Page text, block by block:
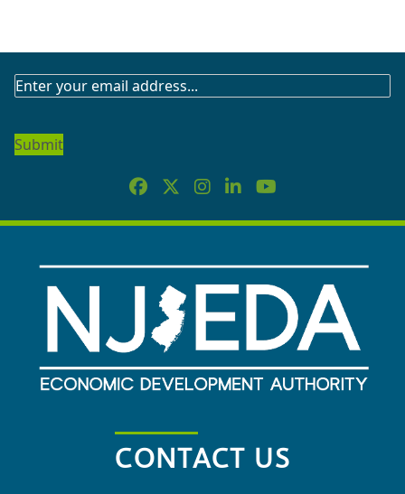
SUBSCRIBE
NEWSLETTER
CONTACT US